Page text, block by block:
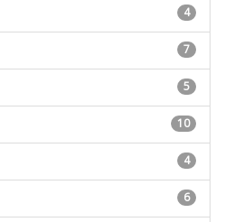
4
7
5
10
4
6